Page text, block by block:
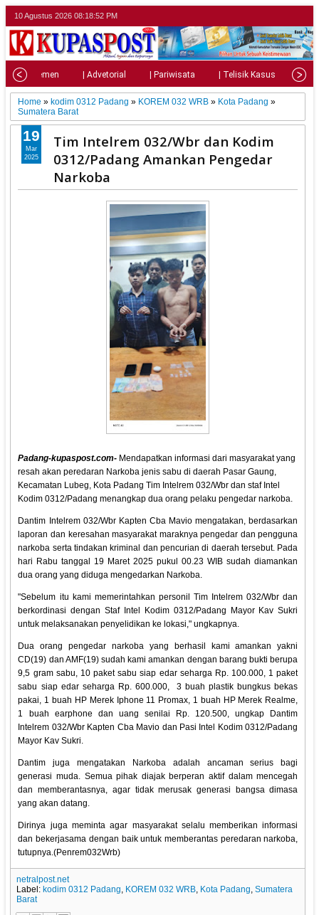
10 Agustus 2026 08:18:54 PM
| Parlemen | Advetorial | Pariwisata | Telisik Kasus |
Home » kodim 0312 Padang » KOREM 032 WRB » Kota Padang »
Sumatera Barat
Tim Intelrem 032/Wbr dan Kodim
0312/Padang Amankan Pengedar
Narkoba
Padang-kupaspost.com- Mendapatkan informasi dari masyarakat yang
resah akan peredaran Narkoba jenis sabu di daerah Pasar Gaung,
Kecamatan Lubeg, Kota Padang Tim Intelrem 032/Wbr dan staf Intel
Kodim 0312/Padang menangkap dua orang pelaku pengedar narkoba.
Dantim Intelrem 032/Wbr Kapten Cba Mavio mengatakan, berdasarkan
laporan dan keresahan masyarakat maraknya pengedar dan pengguna
narkoba serta tindakan kriminal dan pencurian di daerah tersebut. Pada
hari Rabu tanggal 19 Maret 2025 pukul 00.23 WIB sudah diamankan
dua orang yang diduga mengedarkan Narkoba.
"Sebelum itu kami memerintahkan personil Tim Intelrem 032/Wbr dan
berkordinasi dengan Staf Intel Kodim 0312/Padang Mayor Kav Sukri
untuk melaksanakan penyelidikan ke lokasi," ungkapnya.
Dua orang pengedar narkoba yang berhasil kami amankan yakni
CD(19) dan AMF(19) sudah kami amankan dengan barang bukti berupa
9,5 gram sabu, 10 paket sabu siap edar seharga Rp. 100.000, 1 paket
sabu siap edar seharga Rp. 600.000, 3 buah plastik bungkus bekas
pakai, 1 buah HP Merek Iphone 11 Promax, 1 buah HP Merek Realme,
1 buah earphone dan uang senilai Rp. 120.500, ungkap Dantim
Intelrem 032/Wbr Kapten Cba Mavio dan Pasi Intel Kodim 0312/Padang
Mayor Kav Sukri.
Dantim juga mengatakan Narkoba adalah ancaman serius bagi
generasi muda. Semua pihak diajak berperan aktif dalam mencegah
dan memberantasnya, agar tidak merusak generasi bangsa dimasa
yang akan datang.
Dirinya juga meminta agar masyarakat selalu memberikan informasi
dan bekerjasama dengan baik untuk memberantas peredaran narkoba,
tutupnya.(Penrem032Wrb)
19
Mar
2025
netralpost.net
Label:kodim 0312 Padang KOREM 032 WRB Kota Padang ,Sumatera
Barat